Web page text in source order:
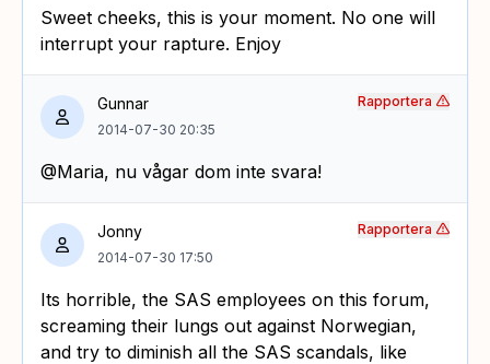
Sweet cheeks, this is your moment. No one will
interrupt your rapture. Enjoy
Gunnar
2014-07-30 20:35
@Maria, nu vågar dom inte svara!
Rapportera
Jonny
2014-07-30 17:50
Its horrible, the SAS employees on this forum,
screaming their lungs out against Norwegian,
and try to diminish all the SAS scandals, like
Rapportera